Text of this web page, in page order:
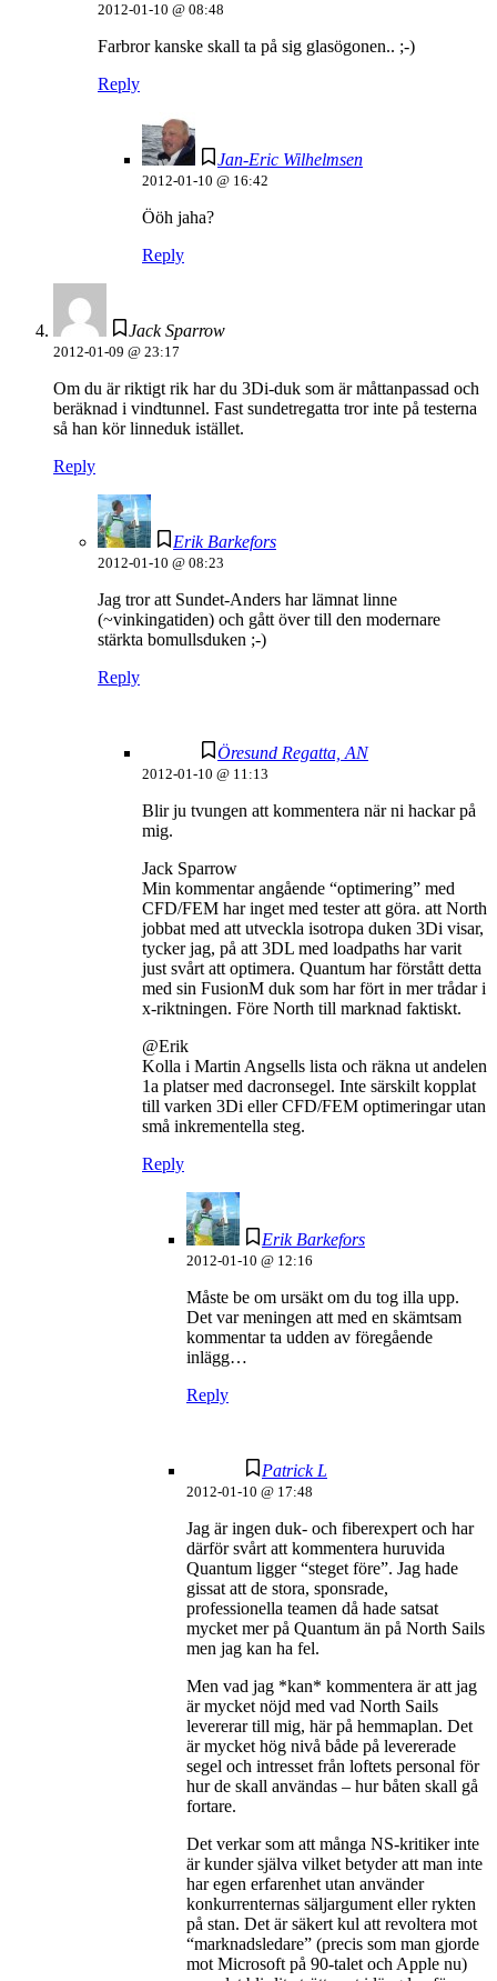
2012-01-10 @ 08:48
Farbror kanske skall ta på sig glasögonen.. ;-)
Reply
Jan-Eric Wilhelmsen
2012-01-10 @ 16:42
Ööh jaha?
Reply
Jack Sparrow
2012-01-09 @ 23:17
Om du är riktigt rik har du 3Di-duk som är måttanpassad och
beräknad i vindtunnel. Fast sundetregatta tror inte på testerna
så han kör linneduk istället.
Reply
Erik Barkefors
2012-01-10 @ 08:23
Jag tror att Sundet-Anders har lämnat linne
(~vinkingatiden) och gått över till den modernare
stärkta bomullsduken ;-)
Reply
Öresund Regatta, AN
2012-01-10 @ 11:13
Blir ju tvungen att kommentera när ni hackar på
mig.
Jack Sparrow
Min kommentar angående “optimering” med
CFD/FEM har inget med tester att göra. att North
jobbat med att utveckla isotropa duken 3Di visar,
tycker jag, på att 3DL med loadpaths har varit
just svårt att optimera. Quantum har förstått detta
med sin FusionM duk som har fört in mer trådar i
x-riktningen. Före North till marknad faktiskt.
@Erik
Kolla i Martin Angsells lista och räkna ut andelen
1a platser med dacronsegel. Inte särskilt kopplat
till varken 3Di eller CFD/FEM optimeringar utan
små inkrementella steg.
Reply
Erik Barkefors
2012-01-10 @ 12:16
Måste be om ursäkt om du tog illa upp.
Det var meningen att med en skämtsam
kommentar ta udden av föregående
inlägg…
Reply
Patrick L
2012-01-10 @ 17:48
Jag är ingen duk- och fiberexpert och har
därför svårt att kommentera huruvida
Quantum ligger “steget före”. Jag hade
gissat att de stora, sponsrade,
professionella teamen då hade satsat
mycket mer på Quantum än på North Sails
men jag kan ha fel.
Men vad jag *kan* kommentera är att jag
är mycket nöjd med vad North Sails
levererar till mig, här på hemmaplan. Det
är mycket hög nivå både på levererade
segel och intresset från loftets personal för
hur de skall användas – hur båten skall gå
fortare.
Det verkar som att många NS-kritiker inte
är kunder själva vilket betyder att man inte
har egen erfarenhet utan använder
konkurrenternas säljargument eller rykten
på stan. Det är säkert kul att revoltera mot
“marknadsledare” (precis som man gjorde
mot Microsoft på 90-talet och Apple nu)